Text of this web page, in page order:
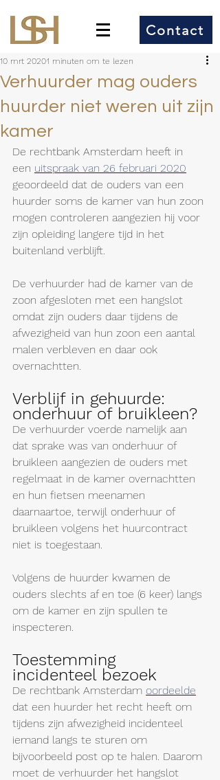
Contact
Verhuurder mag ouders
huurder niet weren uit zijn
kamer
10 mrt 20201 minuten om te lezen
De rechtbank Amsterdam heeft in
een uitspraak van 26 februari 2020
geoordeeld dat de ouders van een
huurder soms de kamer van hun zoon
mogen controleren aangezien hij voor
zijn opleiding langere tijd in het
buitenland verblijft.
De verhuurder had de kamer van de
zoon afgesloten met een hangslot
omdat zijn ouders daar tijdens de
afwezigheid van hun zoon een aantal
malen verbleven en daar ook
overnachtten.
Verblijf in gehuurde:
onderhuur of bruikleen?
De verhuurder voerde namelijk aan
dat sprake was van onderhuur of
bruikleen aangezien de ouders met
regelmaat in de kamer overnachtten
en hun fietsen meenamen
daarnaartoe, terwijl onderhuur of
bruikleen volgens het huurcontract
niet is toegestaan.
Volgens de huurder kwamen de
ouders slechts af en toe (6 keer) langs
om de kamer en zijn spullen te
inspecteren.
Toestemming
incidenteel bezoek
De rechtbank Amsterdam oordeelde
dat een huurder het recht heeft om
tijdens zijn afwezigheid incidenteel
iemand langs te sturen om
bijvoorbeeld post op te halen. Daarom
moet de verhuurder het hangslot